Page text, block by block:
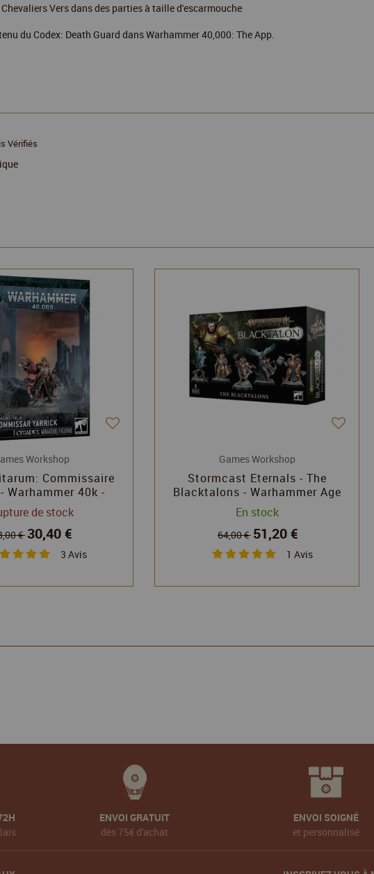
Vers dans des parties à taille d'escarmouche
du Codex: Death Guard dans Warhammer 40,000: The App.
Vérifiés
Workshop
Commissaire
Warhammer 40k -
Workshop
de stock
€30,40 €
3 Avis
Games Workshop
Stormcast Eternals - The
Blacktalons - Warhammer Age
of Sigmar
En stock
64,00 € 51,20 €
1 Avis
ENVOI GRATUIT
dès 75€ d'achat
ENVOI SOIGNÉ
et personnalisé